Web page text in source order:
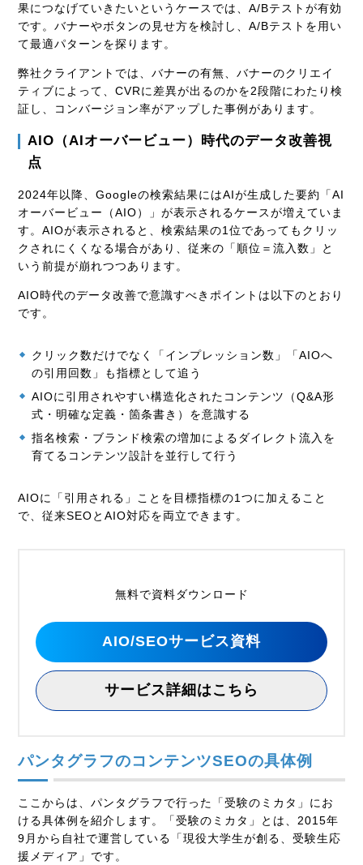
果につなげていきたいというケースでは、A/Bテストが有効
です。バナーやボタンの見せ方を検討し、A/Bテストを用い
て最適パターンを探ります。
弊社クライアントでは、バナーの有無、バナーのクリエイ
ティブによって、CVRに差異が出るのかを2段階にわたり検
証し、コンバージョン率がアップした事例があります。
AIO（AIオーバービュー）時代のデータ改善視
点
2024年以降、Googleの検索結果にはAIが生成した要約「AI
オーバービュー（AIO）」が表示されるケースが増えていま
す。AIOが表示されると、検索結果の1位であってもクリッ
クされにくくなる場合があり、従来の「順位＝流入数」と
いう前提が崩れつつあります。
AIO時代のデータ改善で意識すべきポイントは以下のとおり
です。
クリック数だけでなく「インプレッション数」「AIOへ
の引用回数」も指標として追う
AIOに引用されやすい構造化されたコンテンツ（Q&A形
式・明確な定義・箇条書き）を意識する
指名検索・ブランド検索の増加によるダイレクト流入を
育てるコンテンツ設計を並行して行う
AIOに「引用される」ことを目標指標の1つに加えること
で、従来SEOとAIO対応を両立できます。
無料で資料ダウンロード
AIO/SEOサービス資料
サービス詳細はこちら
パンタグラフのコンテンツSEOの具体例
ここからは、パンタグラフで行った「受験のミカタ」にお
ける具体例を紹介します。「受験のミカタ」とは、2015年
9月から自社で運営している「現役大学生が創る、受験生応
援メディア」です。